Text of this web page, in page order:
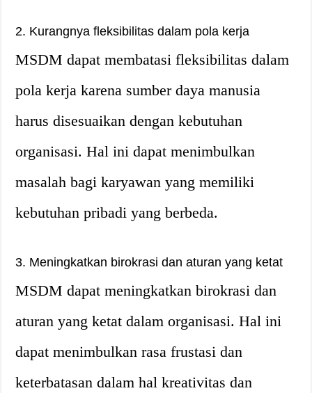
2. Kurangnya fleksibilitas dalam pola kerja
MSDM dapat membatasi fleksibilitas dalam
pola kerja karena sumber daya manusia
harus disesuaikan dengan kebutuhan
organisasi. Hal ini dapat menimbulkan
masalah bagi karyawan yang memiliki
kebutuhan pribadi yang berbeda.
3. Meningkatkan birokrasi dan aturan yang ketat
MSDM dapat meningkatkan birokrasi dan
aturan yang ketat dalam organisasi. Hal ini
dapat menimbulkan rasa frustasi dan
keterbatasan dalam hal kreativitas dan